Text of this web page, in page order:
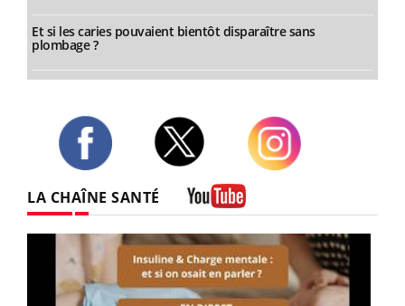
Et si les caries pouvaient bientôt disparaître sans
plombage ?
LA CHAÎNE SANTÉ